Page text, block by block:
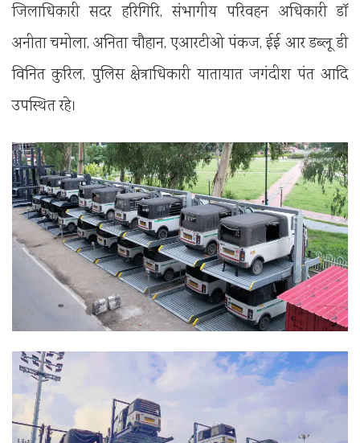
जिलाधिकारी सदर हरिगिरि, संभागीय परिवहन अधिकारी डॉ
अनीता चमोला, अनिता चौहान, एआरटीओ पंकज, ईई आर डब्लू डी
विनित कुरिल, पुलिस क्षेत्राधिकारी यातायात जगंदीश पंत आदि
उपस्थित रहे।